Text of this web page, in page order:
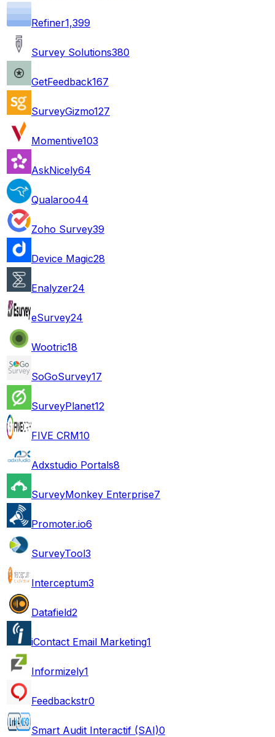
Refiner1,399
Survey Solutions380
GetFeedback167
SurveyGizmo127
Momentive103
AskNicely64
Qualaroo44
Zoho Survey39
Device Magic28
Enalyzer24
eSurvey24
Wootric18
SoGoSurvey17
SurveyPlanet12
FIVE CRM10
Adxstudio Portals8
SurveyMonkey Enterprise7
Promoter.io6
SurveyTool3
Interceptum3
Datafield2
iContact Email Marketing1
Informizely1
Feedbackstr0
Smart Audit Interactif (SAI)0